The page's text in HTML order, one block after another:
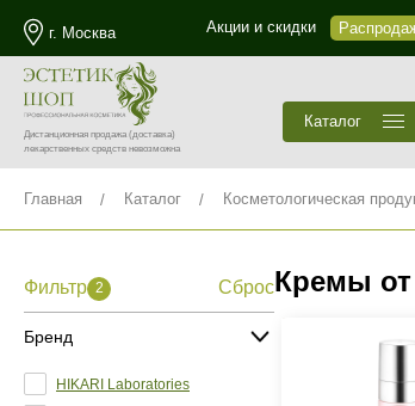
г. Москва Акции и скидки
Дистанционная продажа(доставка)
лекарственных средств невозможна
Каталог
Главная Каталог Косметологическая
Фильтр 2 Сброс
Бренд
HIKARI Laboratories
Кремы от